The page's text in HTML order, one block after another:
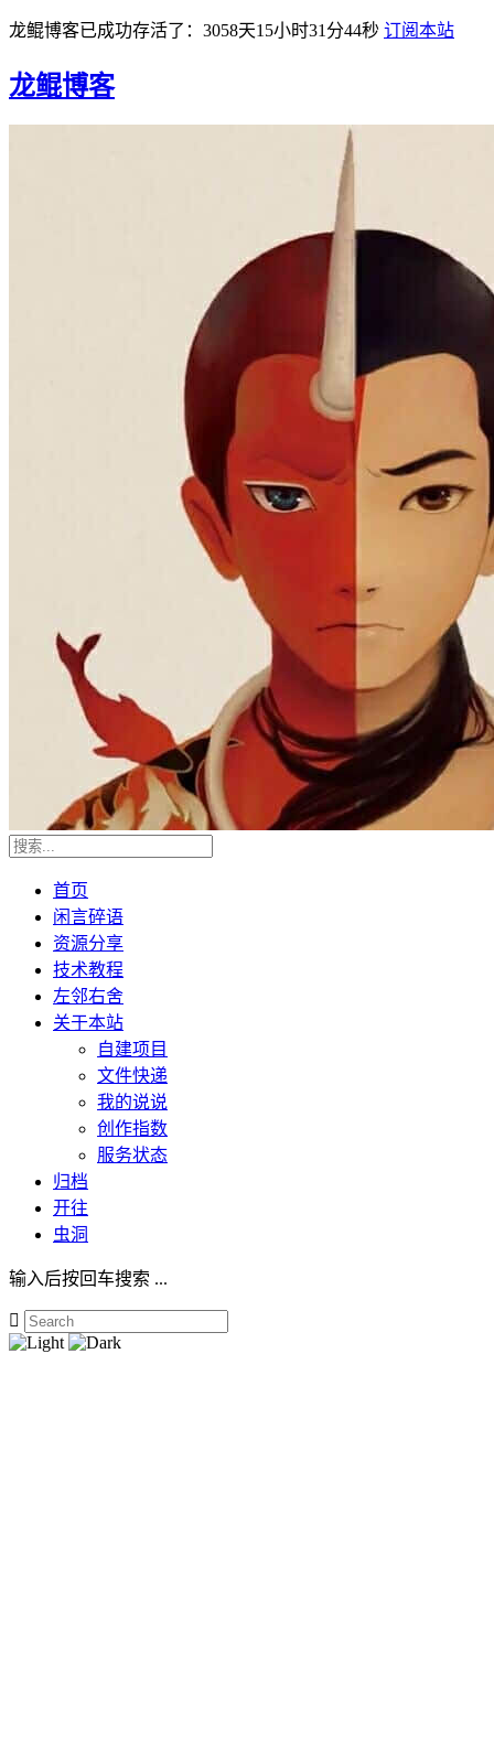
龙鲲博客已成功存活了：3058天15小时31分45秒 订阅本站
龙鲲博客
首页
闲言碎语
资源分享
技术教程
左邻右舍
关于本站
自建项目
文件快递
我的说说
创作指数
服务状态
归档
开往
虫洞
输入后按回车搜索 ...
